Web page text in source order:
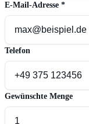
E-Mail-Adresse *
Telefon
Gewünschte Menge